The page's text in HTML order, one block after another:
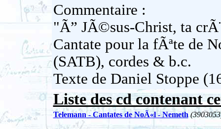
Commentaire :
"Ã” JÃ©sus-Christ, ta
Cantate pour la fÃªte de
(SATB), cordes & b.c.
Texte de Daniel Stoppe
Liste des cd contenant
Telemann - Cantates de NoÃ«l - Nemeth